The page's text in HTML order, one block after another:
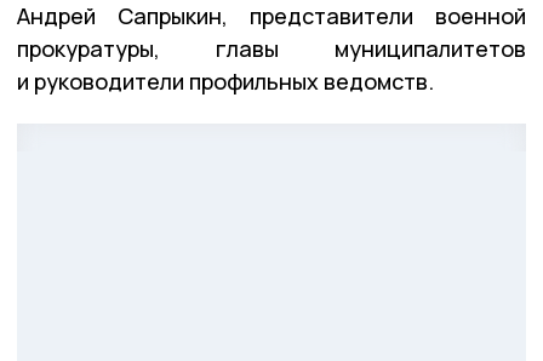
Андрей Сапрыкин, представители военной
прокуратуры, главы муниципалитетов
и руководители профильных ведомств.